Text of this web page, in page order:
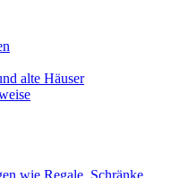
alte Häuser
wie Regale, Schränke,